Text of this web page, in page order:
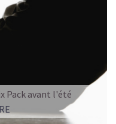
Pack avant l'été